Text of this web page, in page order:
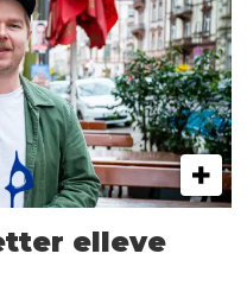
elleve